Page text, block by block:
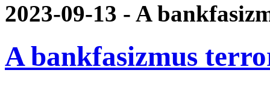
2023-09-13 - A
A bankfasizmus